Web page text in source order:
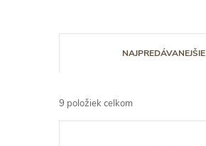
a
d
NAJPREDÁVANEJŠIE
9 položiek celkom